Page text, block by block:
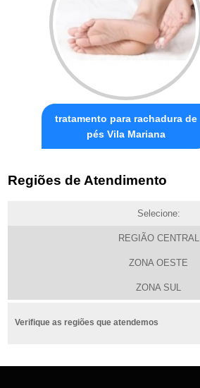
tratamento para rachadura de
pés Vila Mariana
Regiões de Atendimento
Selecione:
REGIÃO CENTRAL
ZONA OESTE
ZONA SUL
Verifique as regiões que atendemos